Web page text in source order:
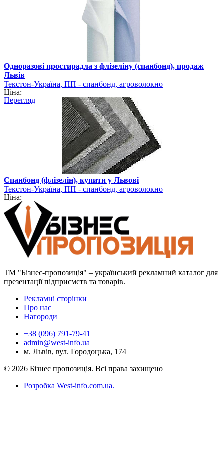
Одноразові простирадла з флізеліну (спанбонд), продаж
Львів
Текстон-Україна, ПП - спанбонд, агроволокно
Ціна:
Перегляд
Спанбонд (флізелін), купити у Львові
Текстон-Україна, ПП - спанбонд, агроволокно
Ціна:
ТМ "Бізнес-пропозиція" – український рекламний каталог для
презентації підприємств та товарів.
Рекламні сторінки
Про нас
Нагороди
+38 (096) 791-79-41
admin@west-info.ua
м. Львів, вул. Городоцька, 174
© 2026 Бізнес пропозиція. Всі права захищено
Розробка West-info.com.ua.